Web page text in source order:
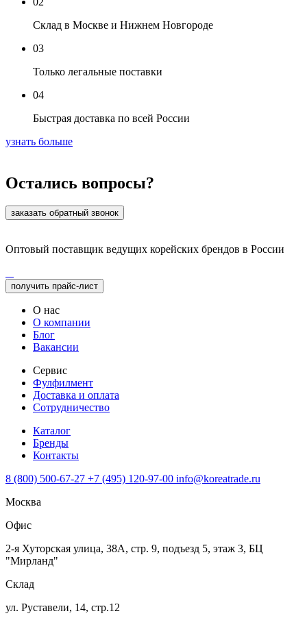
Склад в Москве и Нижнем Новгороде
03
Только легальные поставки
04
Быстрая доставка по всей России
узнать больше
Остались вопросы?
заказать обратный звонок
Оптовый поставщик ведущих корейских брендов в России
получить прайс-лист
О нас
О компании
Блог
Вакансии
Сервис
Фулфилмент
Доставка и оплата
Сотрудничество
Каталог
Бренды
Контакты
8 (800) 500-67-27 +7 (495) 120-97-00 info@koreatrade.ru
Москва
Офис
2-я Хуторская улица, 38А, стр. 9, подъезд 5, этаж 3, БЦ
"Мирланд"
Склад
ул. Руставели, 14, стр.12